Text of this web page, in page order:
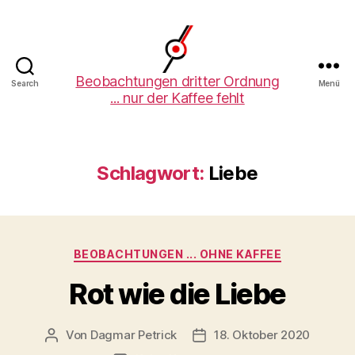
Search
Beobachtungen
dritter
Beobachtungen dritter Ordnung
... nur der Kaffee fehlt
Menü
Schlagwort: Liebe
Kategorien
BEOBACHTUNGEN ... OHNE KAFFEE
Rot wie die Liebe
Beitragsautor
Von Dagmar Petrick Beitragsdatum
18. Oktober 2020